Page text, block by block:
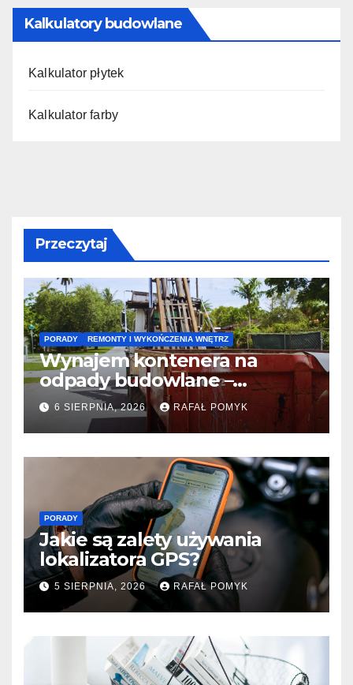
Kalkulatory budowlane
Kalkulator płytek
Kalkulator farby
Przeczytaj
PORADY REMONTY I WYKOŃCZENIA WNĘTRZ
Wynajem kontenera na
odpady budowlane –
praktyczny przewodnik dla
zlecającego remont
6 SIERPNIA, 2026 RAFAŁ POMYK
PORADY
Jakie są zalety używania
lokalizatora GPS?
5 SIERPNIA, 2026 RAFAŁ POMYK